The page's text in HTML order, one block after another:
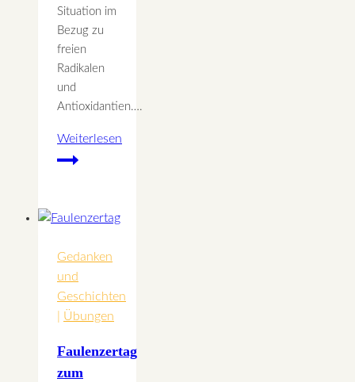
Situation im
Bezug zu
freien
Radikalen
und
Antioxidantien….
Weiterlesen
Antioxidantien
Gedanken
und
Geschichten
Übungen
Faulenzertag
zum